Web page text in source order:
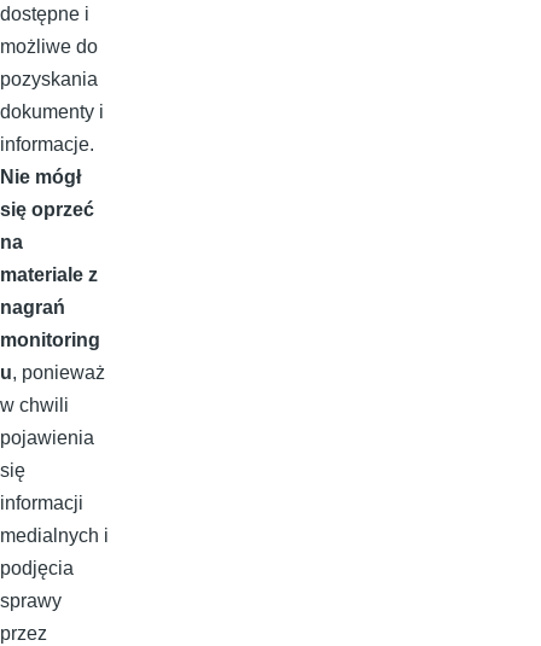
dostępne i
możliwe do
pozyskania
dokumenty i
informacje.
Nie mógł
się oprzeć
na
materiale z
nagrań
monitoring
u, ponieważ
w chwili
pojawienia
się
informacji
medialnych i
podjęcia
sprawy
przez